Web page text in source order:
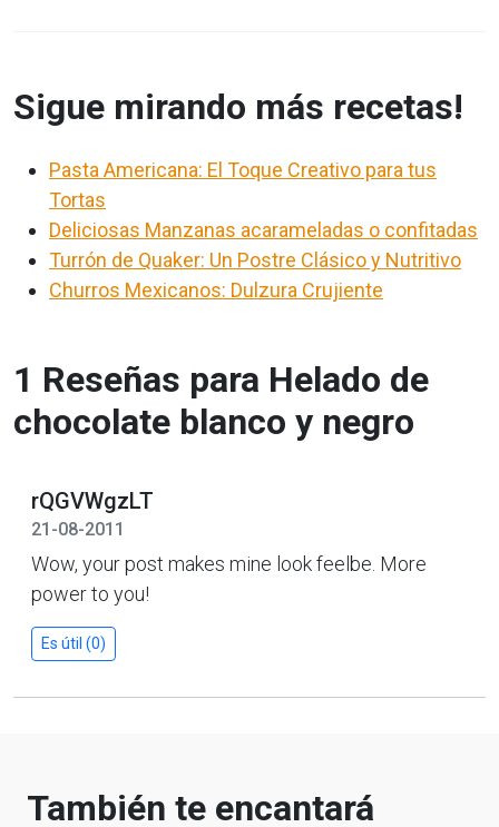
Sigue mirando más recetas!
Pasta Americana: El Toque Creativo para tus
Tortas
Deliciosas Manzanas acarameladas o confitadas
Turrón de Quaker: Un Postre Clásico y Nutritivo
Churros Mexicanos: Dulzura Crujiente
1 Reseñas para Helado de
chocolate blanco y negro
rQGVWgzLT
21-08-2011
Wow, your post makes mine look feelbe. More
power to you!
Es útil (0)
También te encantará